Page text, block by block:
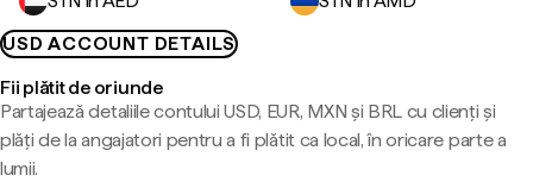
USD ACCOUNT DETAILS
Fii plătit de oriunde
Partajează detaliile contului USD, EUR, MXN și BRL cu clienți și
plăți de la angajatori pentru a fi plătit ca local, în oricare parte a
lumii.